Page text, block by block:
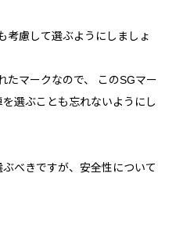
考慮して選ぶようにしましょ
たマークなので、 このSGマー
選ぶことも忘れないようにし
べきですが、安全性について